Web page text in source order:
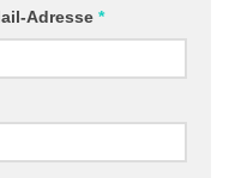
Adresse *